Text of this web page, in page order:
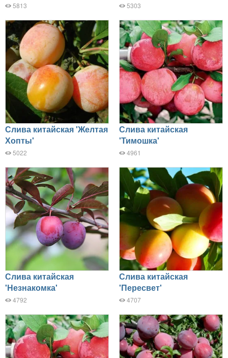
5813 5303
Слива китайская 'Желтая
Хопты'
5022
Слива китайская
'Тимошка'
4961
Слива китайская
'Незнакомка'
4792
Слива китайская
'Пересвет'
4707